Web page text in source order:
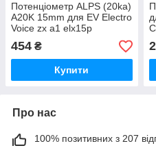
Потенціометр ALPS (20ka)
A20K 15mm для EV Electro
Voice zx a1 elx15p
454 ₴
Купити
Про нас
100% позитивних з 207